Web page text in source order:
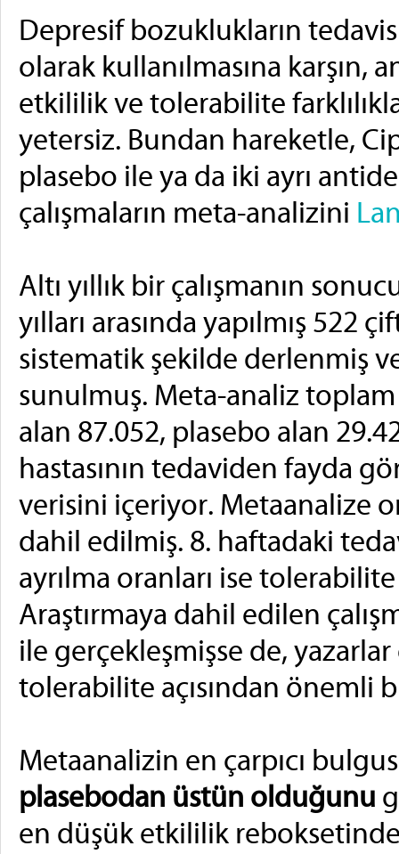
Depresif bozuklukların
olarak kullanılmasına karşın,
etkililik ve tolerabilite
yetersiz. Bundan hareketle,
plasebo ile ya da iki ayrı
çalışmaların meta-analizini
Altı yıllık bir çalışmanın
yılları arasında yapılmış
sistematik şekilde derlenmiş
sunulmuş. Meta-analiz
alan 87.052, plasebo alan
hastasının tedaviden fayda
verisini içeriyor. Metaanalize
dahil edilmiş. 8. haftadaki
ayrılma oranları ise
Araştırmaya dahil edilen
ile gerçekleşmişse de,
tolerabilite açısından önemli
Metaanalizin en çarpıcı
plasebodan üstün olduğunu
en düşük etkililik